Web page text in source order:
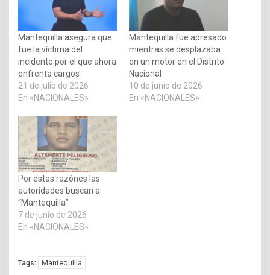
Mantequilla asegura que
fue la víctima del
incidente por el que ahora
enfrenta cargos
21 de julio de 2026
En «NACIONALES»
Mantequilla fue apresado
mientras se desplazaba
en un motor en el Distrito
Nacional
10 de junio de 2026
En «NACIONALES»
Por estas razónes las
autoridades buscan a
“Mantequilla”
7 de junio de 2026
En «NACIONALES»
Tags: Mantequilla